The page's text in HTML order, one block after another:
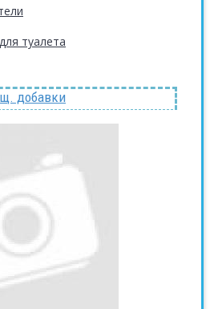
туалета
добавки